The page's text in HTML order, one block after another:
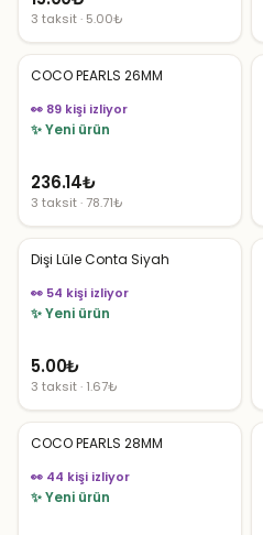
3 taksit · 5.00₺
COCO PEARLS 26MM
👀 89 kişi izliyor
✨ Yeni ürün
236.14₺
3 taksit · 78.71₺
Dişi Lüle Conta Siyah
👀 54 kişi izliyor
✨ Yeni ürün
5.00₺
3 taksit · 1.67₺
COCO PEARLS 28MM
👀 44 kişi izliyor
✨ Yeni ürün